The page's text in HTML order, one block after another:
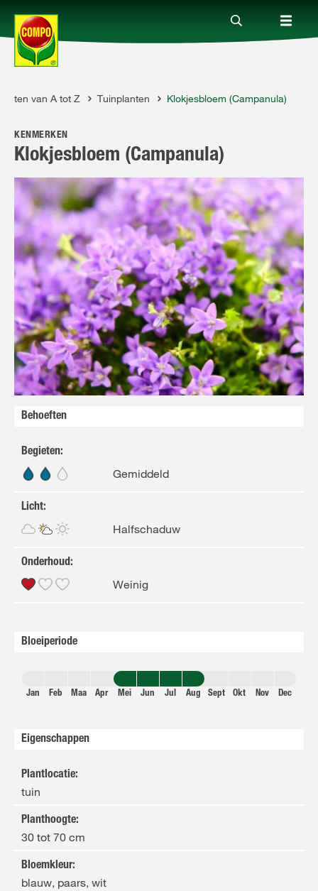
Producten
Advies
Thema's
Tot je dienst
Onderneming
FR NL
van A tot Z Tuinplanten Klokjesbloem (Campanula)
KENMERKEN
Klokjesbloem (Campanula)
Behoeften
Begieten:
Gemiddeld
Licht:
Halfschaduw
Onderhoud:
Weinig
Bloeiperiode
Jan Feb Maa Apr Mei Jun Jul Aug Sept Okt Nov Dec
Eigenschappen
Plantlocatie:
tuin
Planthoogte:
30 tot 70 cm
Bloemkleur:
blauw, paars, wit